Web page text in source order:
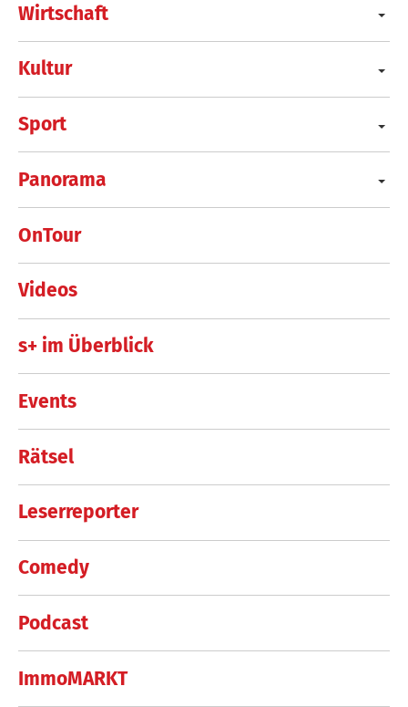
Wirtschaft
Kultur
Sport
Panorama
OnTour
Videos
s+ im Überblick
Events
Rätsel
Leserreporter
Comedy
Podcast
ImmoMARKT